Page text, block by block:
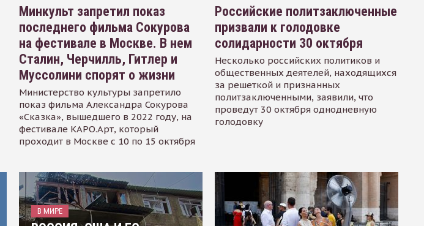
Минкульт запретил показ
последнего фильма Сокурова
на фестивале в Москве. В нем
Сталин, Черчилль, Гитлер и
Муссолини спорят о жизни
Министерство культуры запретило
показ фильма Александра Сокурова
«Сказка», вышедшего в 2022 году, на
фестивале КАРО.Арт, который
проходит в Москве с 10 по 15 октября
Российские политзаключенные
призвали к голодовке
солидарности 30 октября
Несколько российских политиков и
общественных деятелей, находящихся
за решеткой и признанных
политзаключенными, заявили, что
проведут 30 октября однодневную
голодовку
В МИРЕ